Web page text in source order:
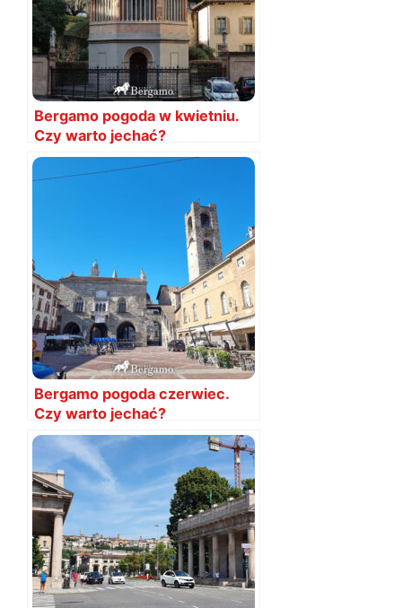
Bergamo pogoda w kwietniu.
Czy warto jechać?
Temperatury
Bergamo pogoda czerwiec.
Czy warto jechać?
Temperatury